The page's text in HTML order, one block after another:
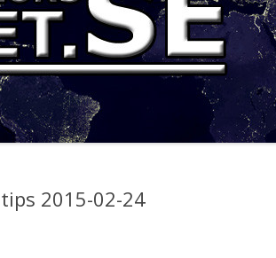
2015-02-24